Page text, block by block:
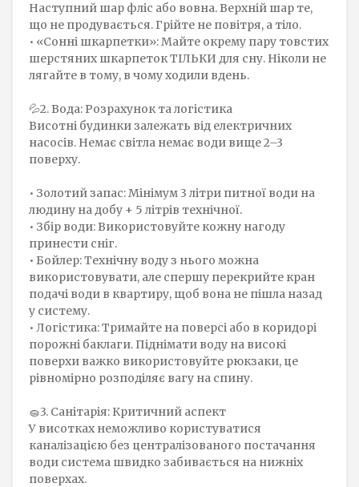
Наступний шар фліс або вовна. Верхній шар те,
що не продувається. Грійте не повітря, а тіло.
• «Сонні шкарпетки»: Майте окрему пару товстих
шерстяних шкарпеток ТІЛЬКИ для сну. Ніколи не
лягайте в тому, в чому ходили вдень.
💦2. Вода: Розрахунок та логістика
Висотні будинки залежать від електричних
насосів. Немає світла немає води вище 2–3
поверху.
• Золотий запас: Мінімум 3 літри питної води на
людину на добу + 5 літрів технічної.
• Збір води: Використовуйте кожну нагоду
принести сніг.
• Бойлер: Технічну воду з нього можна
використовувати, але спершу перекрийте кран
подачі води в квартиру, щоб вона не пішла назад
у систему.
• Логістика: Тримайте на поверсі або в коридорі
порожні баклаги. Піднімати воду на високі
поверхи важко використовуйте рюкзаки, це
рівномірно розподіляє вагу на спину.
🧽3. Санітарія: Критичний аспект
У висотках неможливо користуватися
каналізацією без централізованого постачання
води система швидко забивається на нижніх
поверхах.